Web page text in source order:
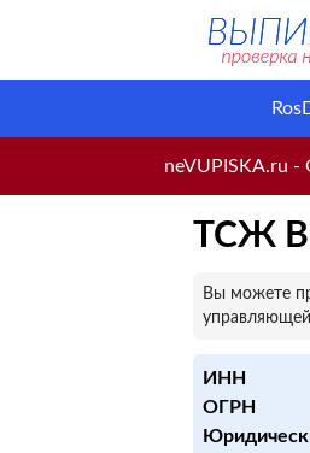
neVUPISKA.ru
ТСЖ
Вы можете
ИНН
ОГРН